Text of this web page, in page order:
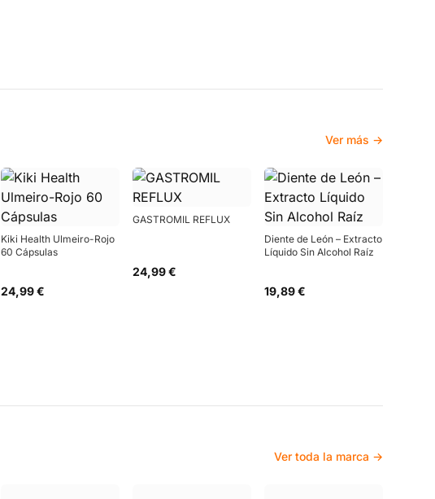
Ver más →
Kiki Health Ulmeiro-Rojo
60 Cápsulas
24,99 €
GASTROMIL REFLUX
24,99 €
Diente de León – Extracto
Líquido Sin Alcohol Raíz
19,89 €
Ver toda la marca →